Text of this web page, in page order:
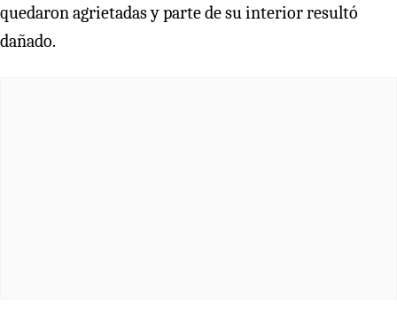
quedaron agrietadas y parte de su interior resultó
dañado.